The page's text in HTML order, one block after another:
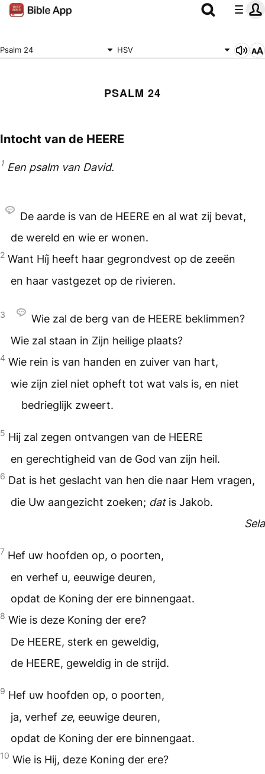
Psalm 24 HSV
PSALM 24
Intocht van de HEERE
1 Een psalm van David.
De aarde is van de HEERE en al wat zij bevat,
de wereld en wie er wonen.
2 Want Híj heeft haar gegrondvest op de zeeën
en haar vastgezet op de rivieren.
3 Wie zal de berg van de HEERE beklimmen?
Wie zal staan in Zijn heilige plaats?
4 Wie rein is van handen en zuiver van hart,
wie zijn ziel niet opheft tot wat vals is, en niet
bedrieglijk zweert.
5 Hij zal zegen ontvangen van de HEERE
en gerechtigheid van de God van zijn heil.
6 Dat is het geslacht van hen die naar Hem vragen,
die Uw aangezicht zoeken; datis Jakob.
Sela
7 Hef uw hoofden op, o poorten,
en verhef u, eeuwige deuren,
opdat de Koning der ere binnengaat.
8 Wie is deze Koning der ere?
De HEERE, sterk en geweldig,
de HEERE, geweldig in de strijd.
9 Hef uw hoofden op, o poorten,
ja, verhef ze, eeuwige deuren,
opdat de Koning der ere binnengaat.
10 Wie is Hij, deze Koning der ere?